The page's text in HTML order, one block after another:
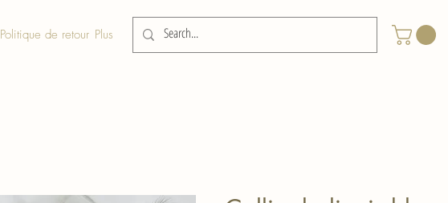
Politique de retour Plus